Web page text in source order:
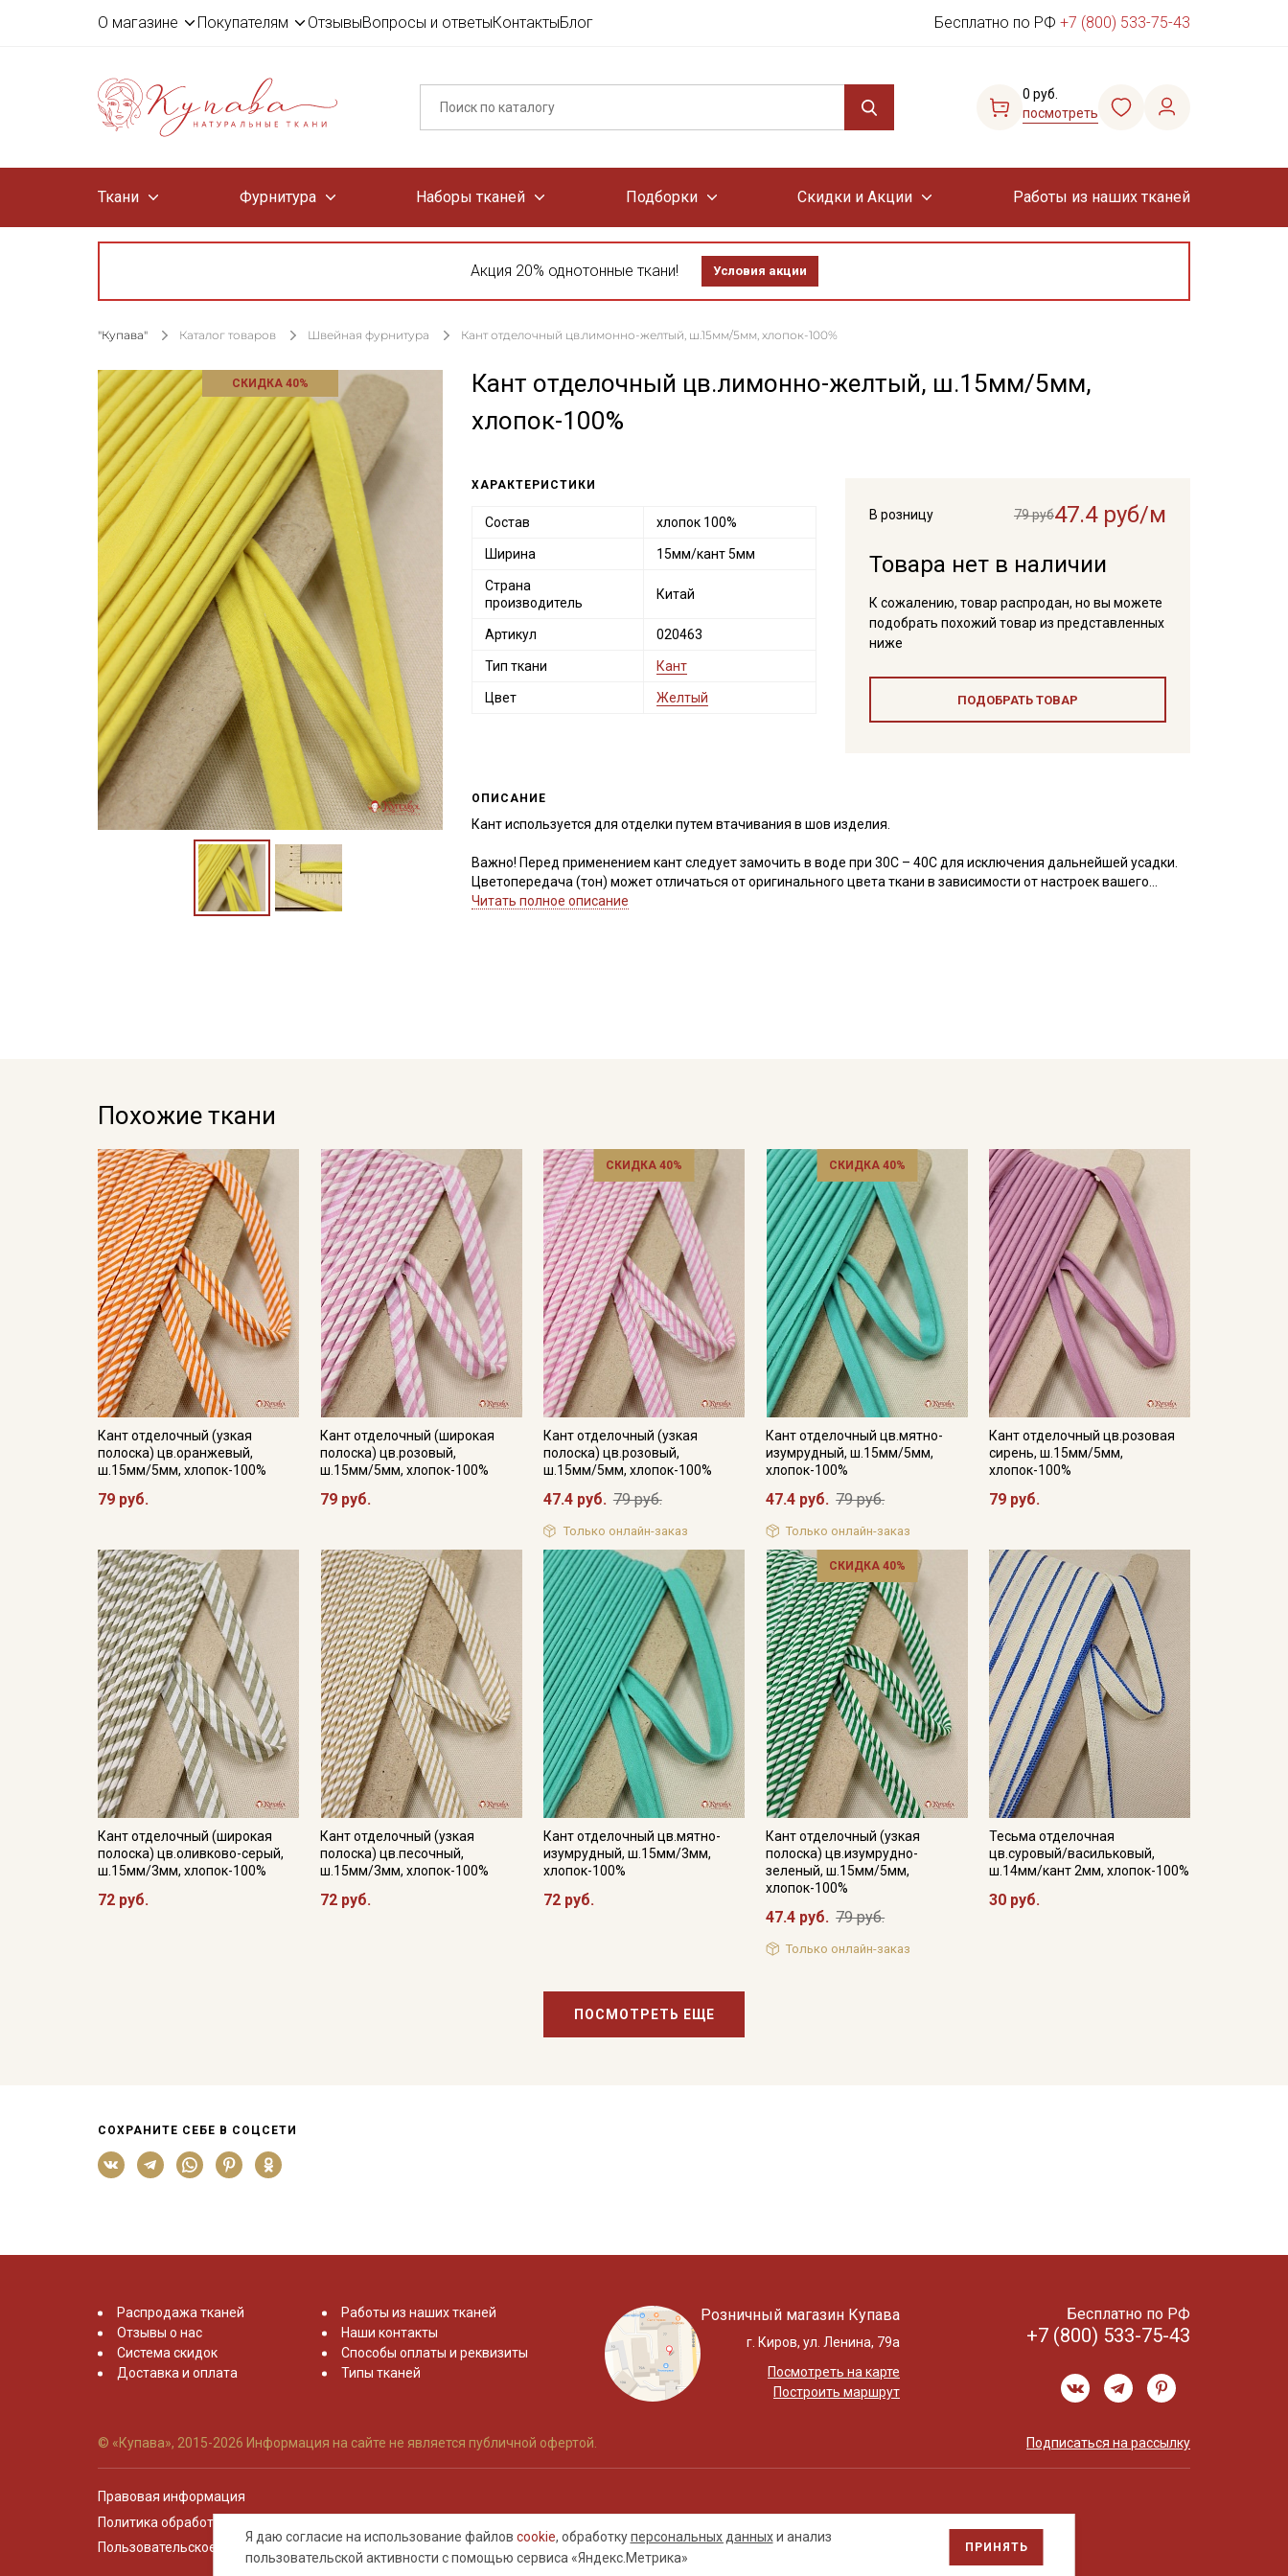
О магазине Покупателям ОтзывыВопросы и ответыКонтактыБлог Бесплатно по РФ +7 (800) 533-75-43
0 руб.
посмотреть
Ткани Фурнитура Наборы тканей Подборки Скидки и Акции Работы из наших тканей
Акция 20% однотонные ткани! Условия акции
"Купава" Каталог товаров Швейная фурнитура Кант отделочный цв.лимонно-желтый, ш.15мм/5мм, хлопок-100%
СКИДКА 40%
Кант отделочный цв.лимонно-желтый, ш.15мм/5мм,
хлопок-100%
В розницу 79 руб47.4 руб/м
Товара нет в наличии
К сожалению, товар распродан, но вы можете
подобрать похожий товар из представленных
ниже
ПОДОБРАТЬ ТОВАР
ХАРАКТЕРИСТИКИ
Состав хлопок 100%
Ширина 15мм/кант 5мм
Страна
производитель
Китай
Артикул 020463
Тип ткани Кант
Цвет Желтый
ОПИСАНИЕ
Кант используется для отделки путем втачивания в шов изделия.
Важно! Перед применением кант следует замочить в воде при 30С – 40С для исключения дальнейшей усадки.
Цветопередача (тон) может отличаться от оригинального цвета ткани в зависимости от настроек вашего
монитора и в зависимости от партии.
Читать полное описание
Похожие ткани
Кант отделочный (узкая
полоска) цв.оранжевый,
ш.15мм/5мм, хлопок-100%
79 руб.
Кант отделочный (широкая
полоска) цв.розовый,
ш.15мм/5мм, хлопок-100%
79 руб.
СКИДКА 40%
Кант отделочный (узкая
полоска) цв.розовый,
ш.15мм/5мм, хлопок-100%
47.4 руб. 79 руб.
Только онлайн-заказ
СКИДКА 40%
Кант отделочный цв.мятно-
изумрудный, ш.15мм/5мм,
хлопок-100%
47.4 руб. 79 руб.
Только онлайн-заказ
Кант отделочный цв.розовая
сирень, ш.15мм/5мм,
хлопок-100%
79 руб.
Кант отделочный (широкая
полоска) цв.оливково-серый,
ш.15мм/3мм, хлопок-100%
72 руб.
Кант отделочный (узкая
полоска) цв.песочный,
ш.15мм/3мм, хлопок-100%
72 руб.
Кант отделочный цв.мятно-
изумрудный, ш.15мм/3мм,
хлопок-100%
72 руб.
СКИДКА 40%
Кант отделочный (узкая
полоска) цв.изумрудно-
зеленый, ш.15мм/5мм,
хлопок-100%
47.4 руб. 79 руб.
Только онлайн-заказ
Тесьма отделочная
цв.суровый/васильковый,
ш.14мм/кант 2мм, хлопок-100%
30 руб.
ПОСМОТРЕТЬ ЕЩЕ
СОХРАНИТЕ СЕБЕ В СОЦСЕТИ
Я даю согласие на использование файлов cookie, обработкуперсональных данныхи анализ
пользовательской активности с помощью сервиса «Яндекс.Метрика»
ПРИНЯТЬ
Распродажа тканей
Отзывы о нас
Система скидок
Доставка и оплата
Работы из наших тканей
Наши контакты
Способы оплаты и реквизиты
Типы тканей
Розничный магазин Купава
г. Киров, ул. Ленина, 79а
Посмотреть на карте
Построить маршрут
Бесплатно по РФ
+7 (800) 533-75-43
© «Купава», 2015-2026 Информация на сайте не является публичной офертой. Подписаться на рассылку
Правовая информация
Политика обработки персональных данных
Пользовательское соглашение
Мы публикуем здесь дополнительные
промокоды и скидки до 30% на узкие
категории тканей
Электронная почта
Подписаться
Политикой обработки персональных
данных
и даю Согласие на обработку персональных
информационных рассылок